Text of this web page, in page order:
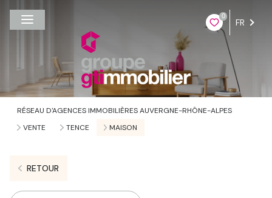
0
FR
RÉSEAU D'AGENCES IMMOBILIÈRES AUVERGNE-RHÔNE-ALPES
VENTE
TENCE MAISON
RETOUR